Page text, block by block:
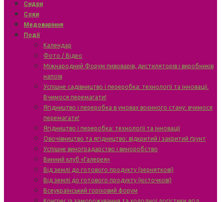
Сидри
Соки
Медоваріння
Події
Календар
Фото / Відео
Міжнародний Форум пивоварів, дистиляторів і виробників
напоїв
Успішне садівництво і переробка: технології та інновації.
Вчимося перемагати!
Ягідництво і переробка в умовах воєнного стану: вчимося
перемагати!
Ягідництво і переробка: технології та інновації
Овочівництво та ягідництво: відкритий і закритий ґрунт
Успішне виноградарство і виноробство
Винний клуб «Галерея»
Від землі до готового продукту (зерняткові)
Від землі до готового продукту (кісточкові)
Всеукраїнський горіховий форум